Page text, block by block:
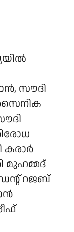
സൗദി
കരാര്‍
മുഹമ്മദ്
റജബ്